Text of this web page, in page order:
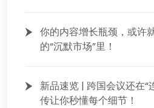
你的内容增长瓶颈，或许
的“沉默市场”里！
新品速览 | 跨国会议还在“
传让你秒懂每个细节！